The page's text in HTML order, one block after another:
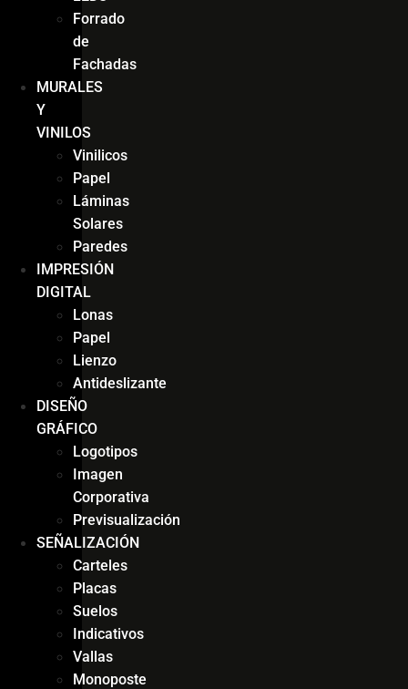
Forrado
de
Fachadas
MURALES
Y
VINILOS
Vinilicos
Papel
Láminas
Solares
Paredes
IMPRESIÓN
DIGITAL
Lonas
Papel
Lienzo
Antideslizante
DISEÑO
GRÁFICO
Logotipos
Imagen
Corporativa
Previsualización
SEÑALIZACIÓN
Carteles
Placas
Suelos
Indicativos
Vallas
Monoposte